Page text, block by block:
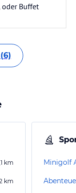
oder Buffet
km
km
Minigolf